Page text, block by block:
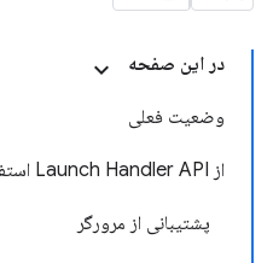
در این صفحه
وضعیت فعلی
از Launch Handler API استفاده کنید
پشتیبانی از مرورگر